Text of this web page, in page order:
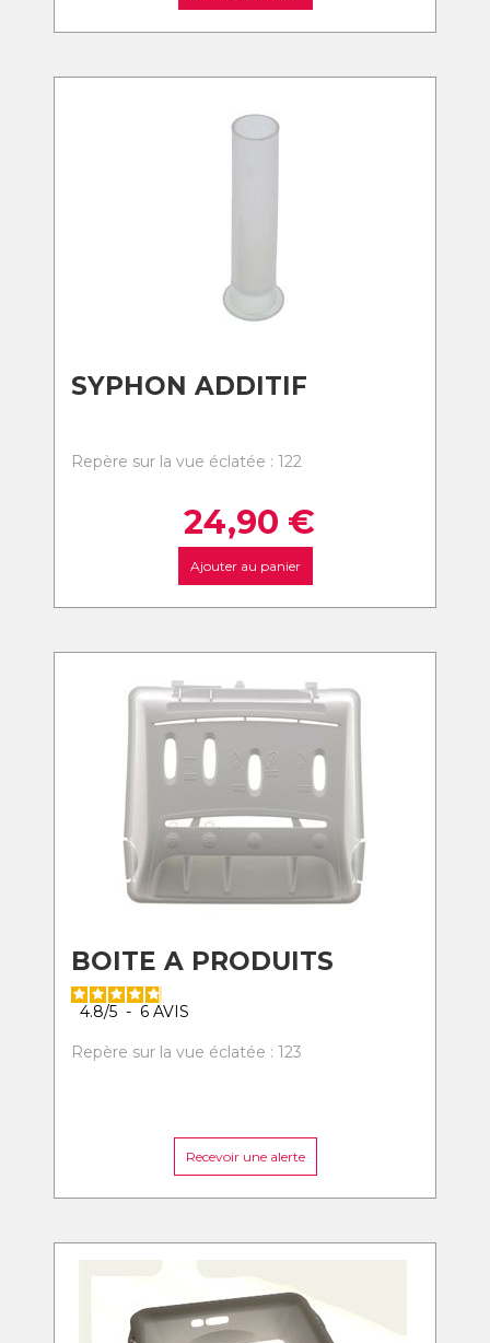
SYPHON ADDITIF
Repère sur la vue éclatée : 122
24,90 €
Ajouter au panier
BOITE A PRODUITS
4.8/5 - 6 AVIS
Repère sur la vue éclatée : 123
Recevoir une alerte